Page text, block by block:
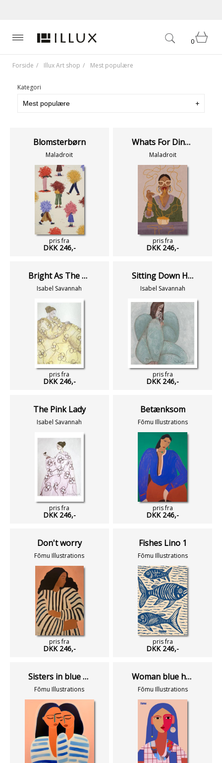
0
Forside Illux Art shop Mest populære
Kategori
Blomsterbørn
Maladroit
pris fra
DKK 246,-
Whats For Dinner Lyserød
Maladroit
pris fra
DKK 246,-
Bright As The Sun
Isabel Savannah
pris fra
DKK 246,-
Sitting Down Here
Isabel Savannah
pris fra
DKK 246,-
The Pink Lady
Isabel Savannah
pris fra
DKK 246,-
Betænksom
Fōmu Illustrations
pris fra
DKK 246,-
Don't worry
Fōmu Illustrations
pris fra
DKK 246,-
Fishes Lino 1
Fōmu Illustrations
pris fra
DKK 246,-
Sisters in blue stripes
Fōmu Illustrations
Woman blue hair
Fōmu Illustrations